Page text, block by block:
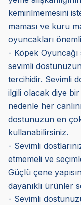
kemirilmemesini
maması ve kuru
oyuncakları
- Köpek
sevimli
tercihidir. Sevimli
ilgili olacak diye
nedenle her
dostunuzun en
kullanabilirsiniz.
- Sevimli
etmemeli ve
Güçlü çene
dayanıklı ürünler
- Sevimli